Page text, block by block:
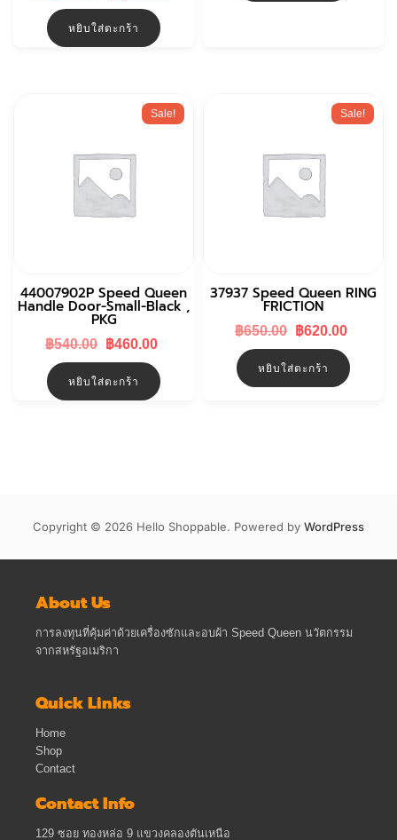
฿2,900.00.
หยิบใส่ตะกร้า
Sale!
44007902P Speed Queen
Handle Door-Small-Black ,
PKG
฿540.00 Original
฿540.00.
฿460.00
หยิบใส่ตะกร้า
Sale!
37937 Speed Queen RING
FRICTION
฿650.00 Original
฿650.00.
฿620.00
หยิบใส่ตะกร้า
Copyright © 2026 Hello Shoppable. Powered by WordPress
About Us
การลงทุนที่คุ้มค่าด้วยเครื่องซักและอบผ้า Speed Queen นวัตกรรม
จากสหรัฐอเมริกา
Quick Links
Home
Shop
Contact
Contact Info
129 ซอย ทองหล่อ 9 แขวงคลองตันเหนือ